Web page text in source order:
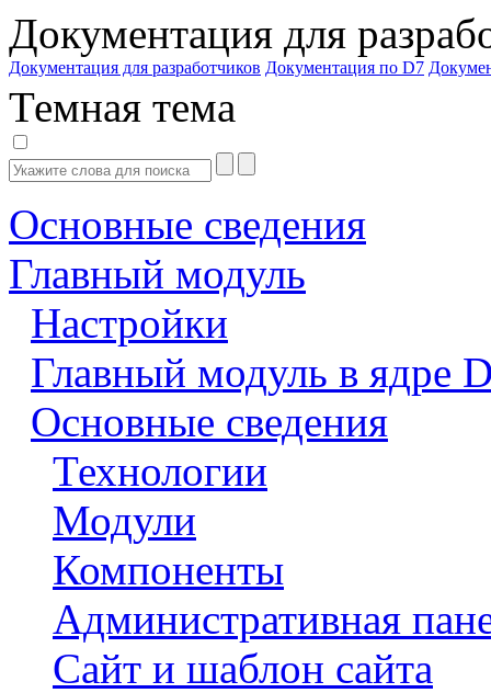
Документация для
Документация для разработчиков Документация по D7
Темная тема
Основные сведения
Главный модуль
Настройки
Главный модуль в ядре
Основные сведения
Технологии
Модули
Компоненты
Административная
Сайт и шаблон сайта